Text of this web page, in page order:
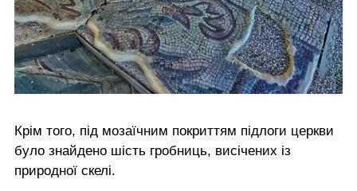
Крім того, під мозаїчним покриттям підлоги церкви
було знайдено шість гробниць, висічених із
природної скелі.